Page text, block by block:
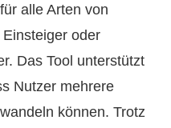
alle Arten von
oder
Das Tool unterstützt
Nutzer mehrere
können. Trotz